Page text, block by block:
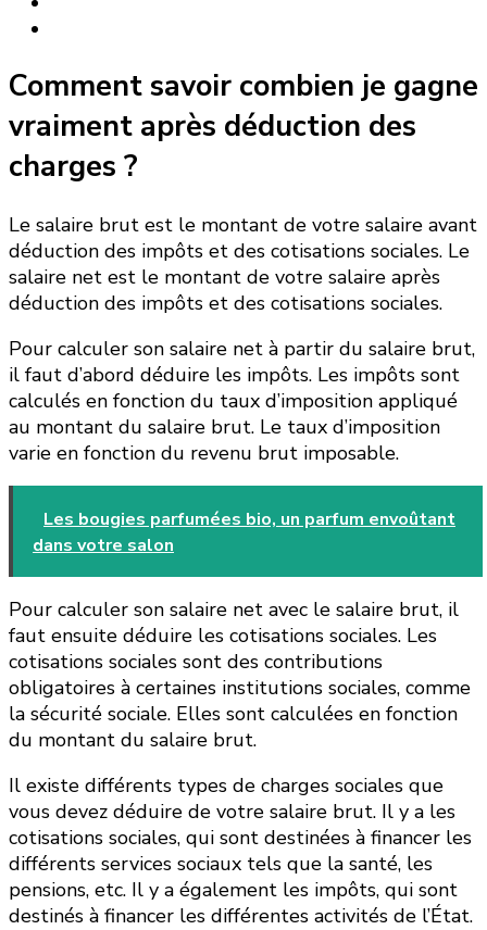
Comment savoir combien je gagne
vraiment après déduction des
charges ?
Le salaire brut est le montant de votre salaire avant
déduction des impôts et des cotisations sociales. Le
salaire net est le montant de votre salaire après
déduction des impôts et des cotisations sociales.
Pour calculer son salaire net à partir du salaire brut,
il faut d’abord déduire les impôts. Les impôts sont
calculés en fonction du taux d’imposition appliqué
au montant du salaire brut. Le taux d’imposition
varie en fonction du revenu brut imposable.
Les bougies parfumées bio, un parfum envoûtant
dans votre salon
Pour calculer son salaire net avec le salaire brut, il
faut ensuite déduire les cotisations sociales. Les
cotisations sociales sont des contributions
obligatoires à certaines institutions sociales, comme
la sécurité sociale. Elles sont calculées en fonction
du montant du salaire brut.
Il existe différents types de charges sociales que
vous devez déduire de votre salaire brut. Il y a les
cotisations sociales, qui sont destinées à financer les
différents services sociaux tels que la santé, les
pensions, etc. Il y a également les impôts, qui sont
destinés à financer les différentes activités de l’État.